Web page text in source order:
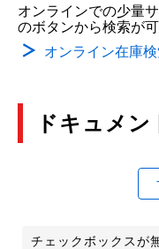
オンラインでの少量
のボタンから検索が可
オンライン在庫
ドキュメン
チェックボックスが